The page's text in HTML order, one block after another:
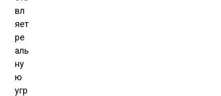
вл
яет
ре
аль
ну
ю
угр